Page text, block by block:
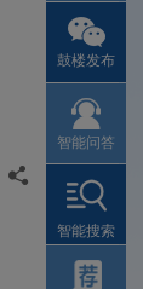

鼓楼发布
智能问答
智能搜索